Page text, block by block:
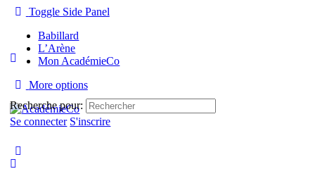
Toggle Side Panel
Babillard
L’Arène
Mon AcadémieCo
More options
Se connecter S'inscrire
Recherche pour: